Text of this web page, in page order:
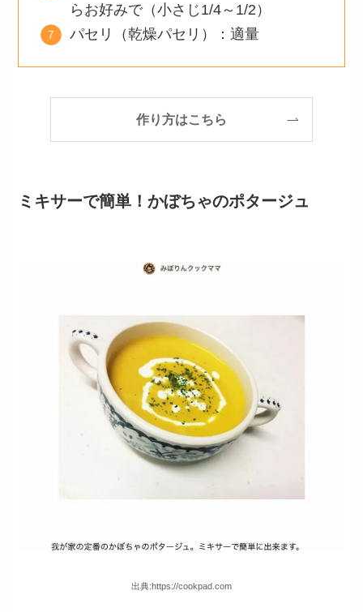
らお好みで（小さじ1/4～1/2）
パセリ（乾燥パセリ）：適量
作り方はこちら
ミキサーで簡単！かぼちゃのポタージュ
出典:https://cookpad.com